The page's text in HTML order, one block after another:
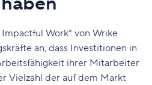
Work” von Wrike
an, dass Investitionen in
ihrer Mitarbeiter
Vielzahl der auf dem Markt